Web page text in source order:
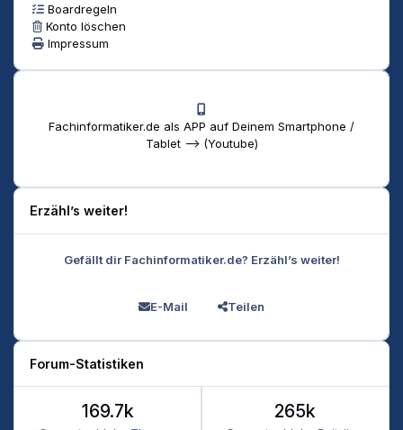
Boardregeln
Konto löschen
Impressum
Fachinformatiker.de als APP auf Deinem Smartphone /
Tablet --> (Youtube)
Erzähl’s weiter!
Gefällt dir Fachinformatiker.de? Erzähl’s weiter!
E-Mail Teilen
Forum-Statistiken
169.7k 265k